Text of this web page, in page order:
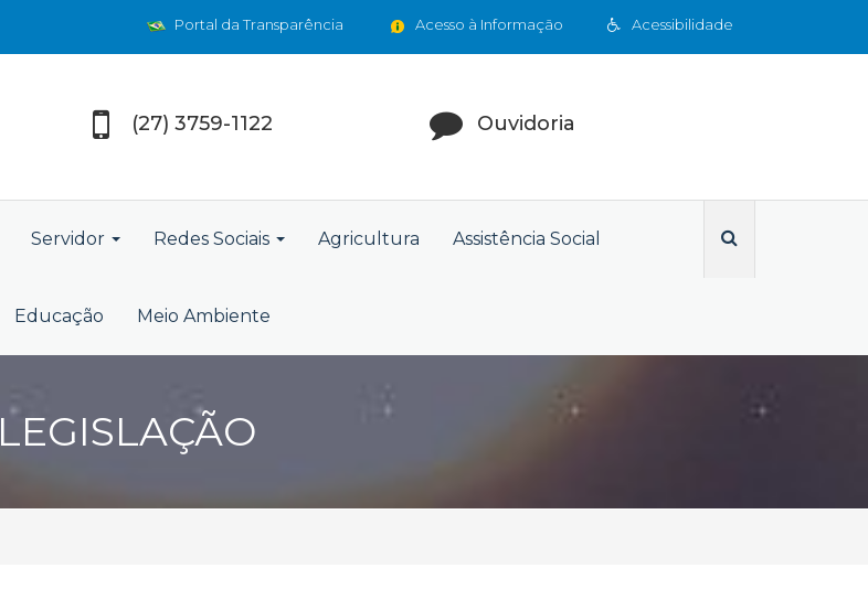
Acessibilidade
Acesso à Informação
Portal da Transparência
(27) 3759-1122 Ouvidoria
Servidor Redes Sociais Agricultura Assistência Social
Educação Meio Ambiente
LEGISLAÇÃO